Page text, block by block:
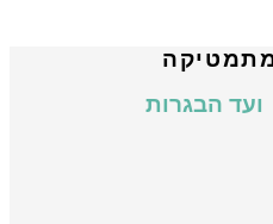
ועד הבגרות